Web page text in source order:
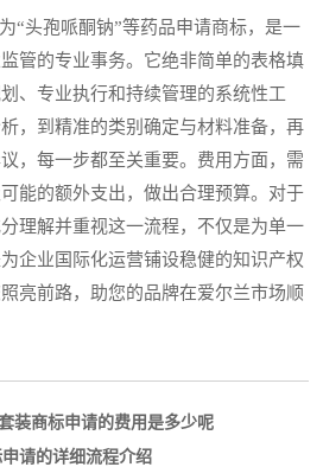
头孢哌酮钠”等药品申请商标，是一
管的专业事务。它绝非简单的表格填
、专业执行和持续管理的系统性工
，到精准的类别确定与材料准备，再
，每一步都至关重要。费用方面，需
能的额外支出，做出合理预算。对于
理解并重视这一流程，不仅是为单一
企业国际化运营铺设稳健的知识产权
亮前路，助您的品牌在爱尔兰市场顺
装商标申请的费用是多少呢
请的详细流程介绍